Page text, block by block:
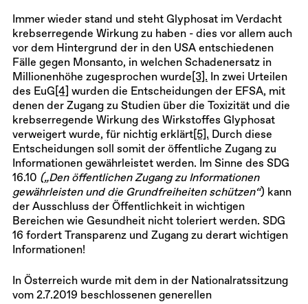
Immer wieder stand und steht Glyphosat im Verdacht
krebserregende Wirkung zu haben - dies vor allem auch
vor dem Hintergrund der in den USA entschiedenen
Fälle gegen Monsanto, in welchen Schadenersatz in
Millionenhöhe zugesprochen wurde [3]. In zwei Urteilen
des EuG [4] wurden die Entscheidungen der EFSA, mit
denen der Zugang zu Studien über die Toxizität und die
krebserregende Wirkung des Wirkstoffes Glyphosat
verweigert wurde, für nichtig erklärt [5]. Durch diese
Entscheidungen soll somit der öffentliche Zugang zu
Informationen gewährleistet werden. Im Sinne des SDG
16.10 („Den öffentlichen Zugang zu Informationen
gewährleisten und die Grundfreiheiten schützen“) kann
der Ausschluss der Öffentlichkeit in wichtigen
Bereichen wie Gesundheit nicht toleriert werden. SDG
16 fordert Transparenz und Zugang zu derart wichtigen
Informationen!
In Österreich wurde mit dem in der Nationalratssitzung
vom 2.7.2019 beschlossenen generellen